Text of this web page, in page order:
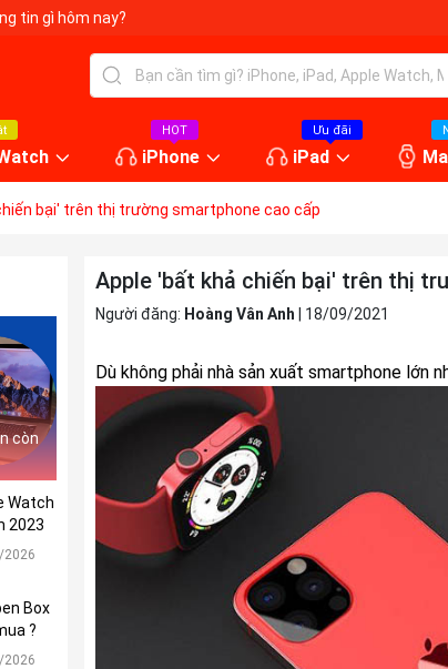
tin gì hôm nay?
HOT
iPhone
Ưu đãi
iPad
bại' trên thị trường smartphone cao cấp
Apple 'bất khả chiến bại' trên thị
Người đăng: Hoàng Vân Anh 18/09/2021
Dù không phải nhà sản xuất smartphone lớn
còn
Watch
2023
2026
Box
?
2026